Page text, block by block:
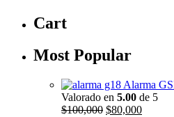
Cart
Most Popular
Alarma
Valorado en 5.00 de 5
$100,000 El
$80,000El